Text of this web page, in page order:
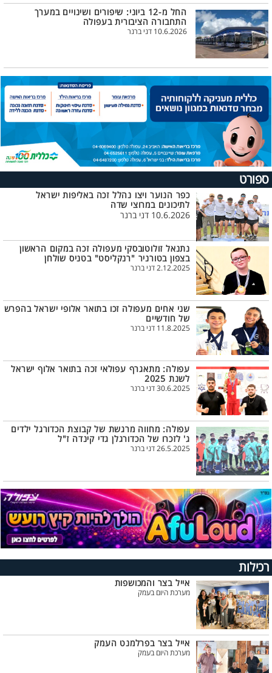
החל מ-12 ביוני: שיפורים ושינויים במערך
התחבורה הציבורית בעפולה
10.6.2026 דני ברנר
ספורט
כפר הנוער ויצו נהלל זכה באליפות ישראל
לתיכונים במרוצי שדה
10.6.2026 דני ברנר
נתנאל זולוטובסקי מעפולה זכה במקום הראשון
בצפון בטורניר "רנקליסט" בטניס שולחן
2.12.2025 דני ברנר
שני אחים מעפולה זכו בתואר אלופי ישראל בהפרש
של חודשיים
11.8.2025 דני ברנר
עפולה: מתאגרף עפולאי זכה בתואר אלוף ישראל
לשנת 2025
30.6.2025 דני ברנר
עפולה: מחווה מרגשת של קבוצת הכדורגל ילדים
ג' לזכרו של הכדורגלן גדי קינדה ז"ל
26.5.2025 דני ברנר
רכילות
אייל בצר והמכושפות
מערכת היום בעמק
אייל בצר בפרלמנט העמק
מערכת היום בעמק